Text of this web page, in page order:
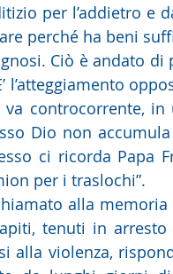
per l’addietro e
perché ha beni
Ciò è andato
l’atteggiamento
controcorrente, in
Dio non
ci ricorda Papa
per i traslochi”.
alla
tenuti in
alla violenza,